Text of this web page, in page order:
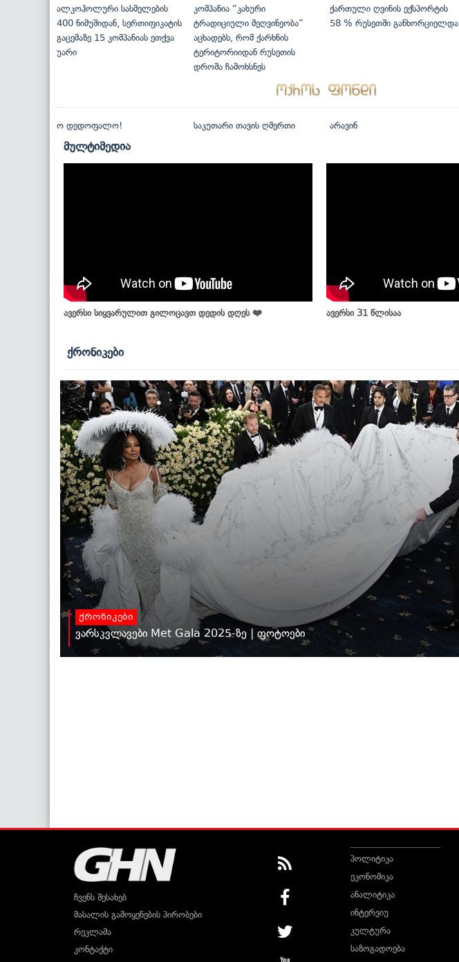
ალკოჰოლური სასმელების
400 ნიმუშიდან, სერთიფიკატის
გაცემაზე 15 კომპანიას ეთქვა
უარი
კომპანია “კახური
ტრადიციული მეღვინეობა”
აცხადებს, რომ ქარხნის
ტერიტორიიდან რუსეთის
დროშა ჩამოხსნეს
ქართული ღვინის ექსპორტის
58 % რუსეთში განხორციელდა
ო დედოფალო! საკუთარი თავის ღმერთი არავინ
მულტიმედია
ავერსი სიყვარულით გილოცავთ დედის დღეს ❤️ ავერსი 31 წლისაა
ქრონიკები
ქრონიკები
ვარსკვლავები Met Gala 2025-ზე | ფოტოები
ჩვენს შესახებ
მასალის გამოყენების პირობები
რეკლამა
კონტაქტი
პოლიტიკა
ეკონომიკა
ანალიტიკა
ინტერვიუ
კულტურა
საზოგადოება